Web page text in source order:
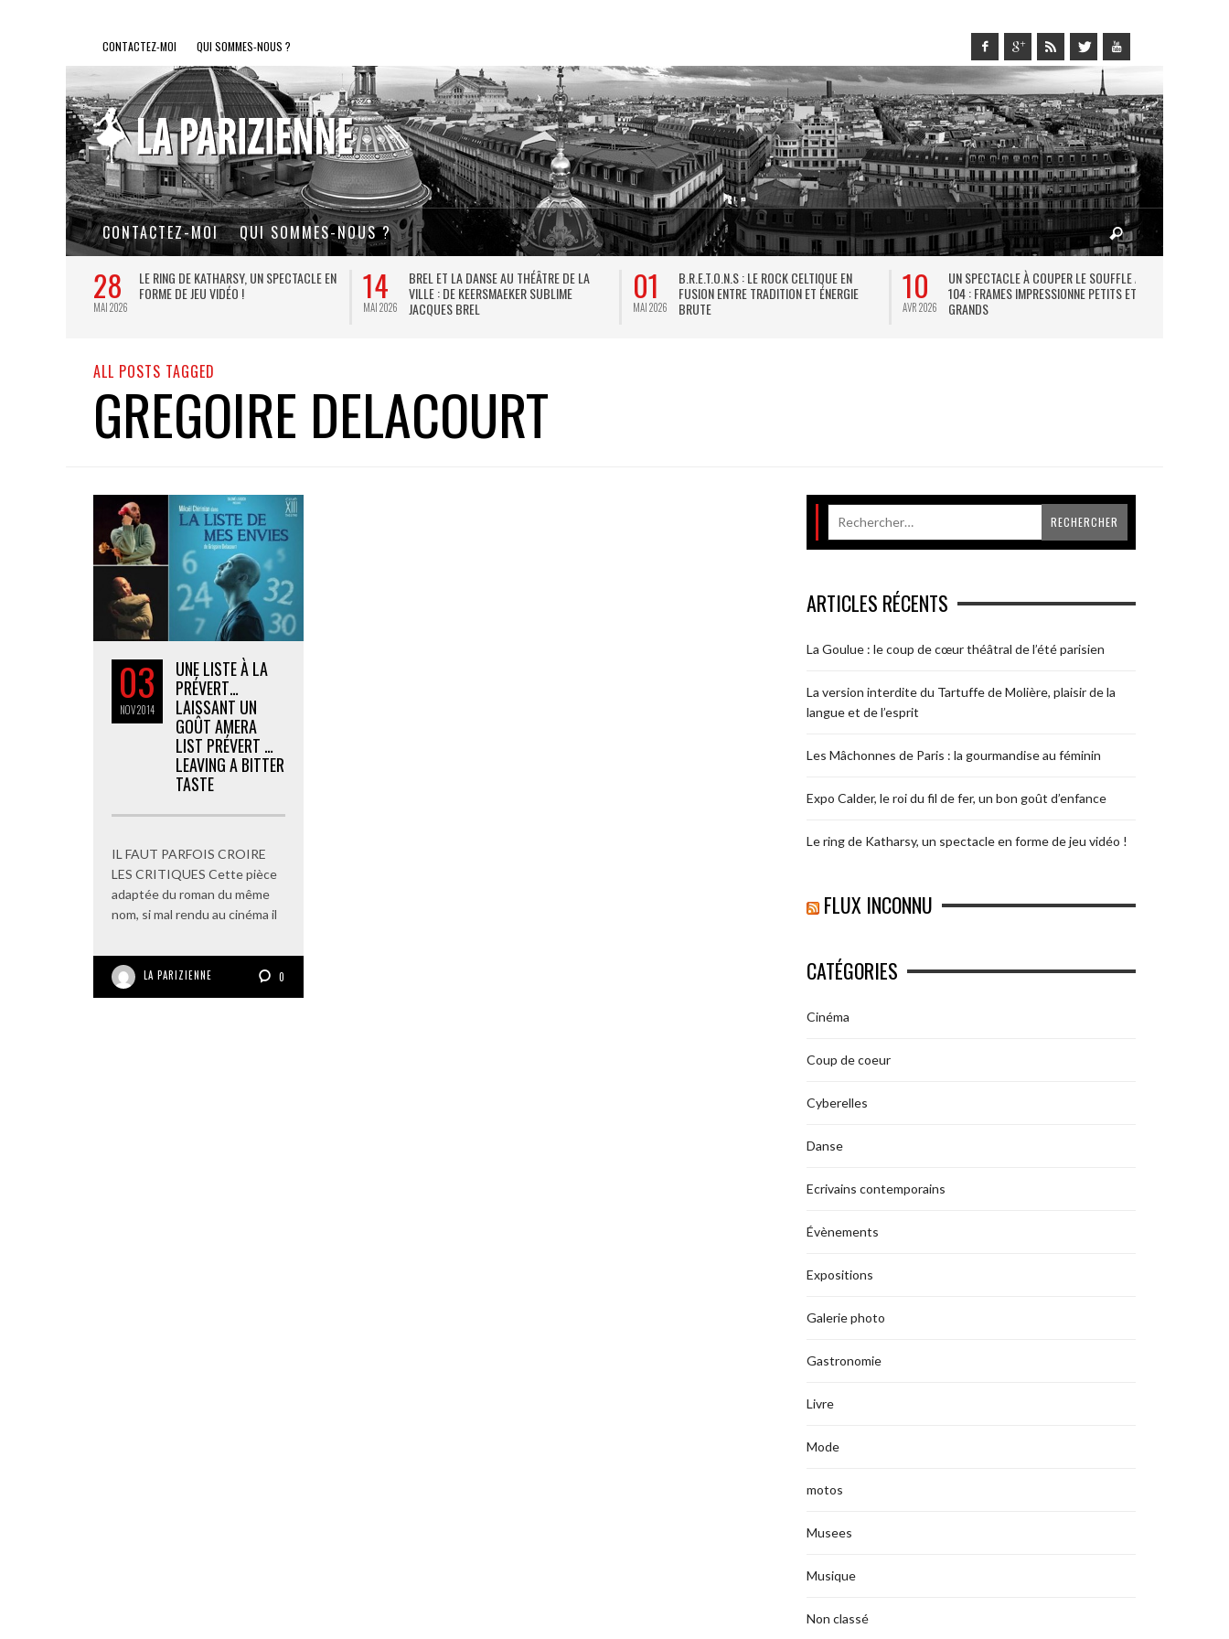
CONTACTEZ-MOI QUI SOMMES-NOUS ?
CONTACTEZ-MOI QUI SOMMES-NOUS ?
28
MAI 2026
LE RING DE KATHARSY, UN SPECTACLE EN
FORME DE JEU VIDÉO !
14
MAI 2026
BREL ET LA DANSE AU THÉÂTRE DE LA
VILLE : DE KEERSMAEKER SUBLIME
JACQUES BREL
01
MAI 2026
B.R.E.T.O.N.S : LE ROCK CELTIQUE EN
FUSION ENTRE TRADITION ET ÉNERGIE
BRUTE
10
AVR 2026
UN SPECTACLE À COUPER LE SOUFFLE AU
104 : FRAMES IMPRESSIONNE PETITS ET
GRANDS
ALL POSTS TAGGED
GREGOIRE DELACOURT
03
NOV2014
UNE LISTE À LA
PRÉVERT…
LAISSANT UN
GOÛT AMERA
LIST PRÉVERT …
LEAVING A BITTER
TASTE
IL FAUT PARFOIS CROIRE
LES CRITIQUES Cette pièce
adaptée du roman du même
nom, si mal rendu au cinéma il
LA PARIZIENNE 0
ARTICLES RÉCENTS
La Goulue : le coup de cœur théâtral de l’été parisien
La version interdite du Tartuffe de Molière, plaisir de la
langue et de l’esprit
Les Mâchonnes de Paris : la gourmandise au féminin
Expo Calder, le roi du fil de fer, un bon goût d’enfance
Le ring de Katharsy, un spectacle en forme de jeu vidéo !
FLUX INCONNU
CATÉGORIES
Cinéma
Coup de coeur
Cyberelles
Danse
Ecrivains contemporains
Évènements
Expositions
Galerie photo
Gastronomie
Livre
Mode
motos
Musees
Musique
Non classé